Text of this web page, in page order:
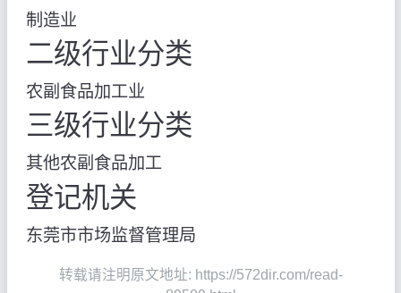
制造业
二级行业分类
农副食品加工业
三级行业分类
其他农副食品加工
登记机关
东莞市市场监督管理局
转载请注明原文地址: https://572dir.com/read-